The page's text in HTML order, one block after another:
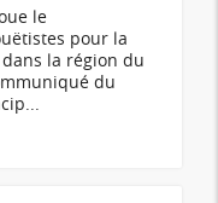
le
pour la
la région du
du